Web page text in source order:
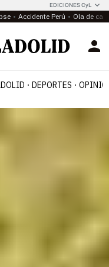
EDICIONES CyL
Accidente Perú Ola de
DEPORTES